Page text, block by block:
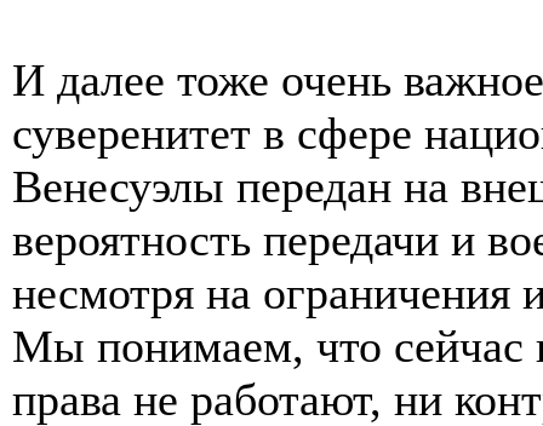
И далее тоже очень
суверенитет в сфере
Венесуэлы передан на
вероятность передачи и
несмотря на ограничения
Мы понимаем, что
права не работают, ни